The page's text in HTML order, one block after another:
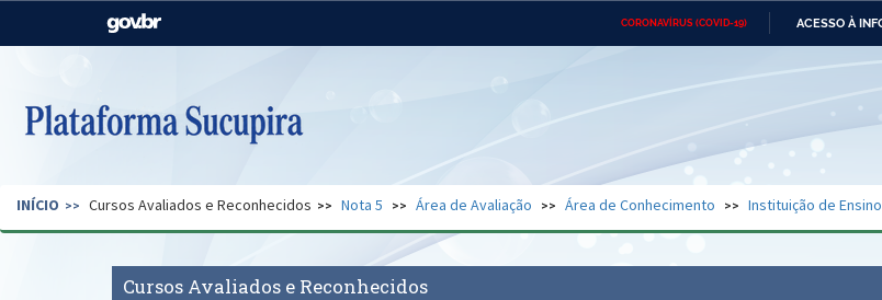
CORONAVÍRUS (COVID-19) ACESSO À
Casa Civil Ministério das Relações
Pecuária e Abastecimento
Ministério do Desenvolvimento
Regional
Secretaria de Governo Gabinete de Segurança Advocacia-Geral da União Banco Central do Brasil
INÍCIO Cursos Avaliados e Reconhecidos Nota 5 Área de Avaliação Área de Conhecimento Instituição de Ensino
Cursos Avaliados e Reconhecidos